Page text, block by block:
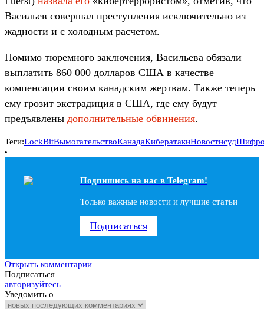
Васильев совершал преступления исключительно из
жадности и с холодным расчетом.
Помимо тюремного заключения, Васильева обязали
выплатить 860 000 долларов США в качестве
компенсации своим канадским жертвам. Также теперь
ему грозит экстрадиция в США, где ему будут
предъявлены дополнительные обвинения.
Теги:LockBitВымогательствоКанадаКибератакиНовостисуд
Подпишись на наc в Telegram!
Только важные новости и лучшие статьи
Подписаться
Открыть комментарии
Подписаться
авторизуйтесь
Уведомить о